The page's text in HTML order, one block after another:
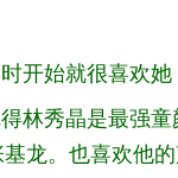
开始就很喜欢
林秀晶是最强
龙。也喜欢他